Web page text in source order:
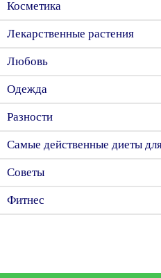
Косметика
Лекарственные растения
Любовь
Одежда
Разности
Самые действенные диеты
Советы
Фитнес